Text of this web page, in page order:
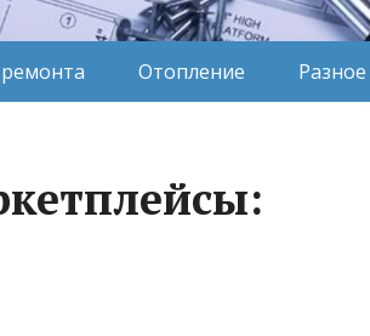
Отопление Разное